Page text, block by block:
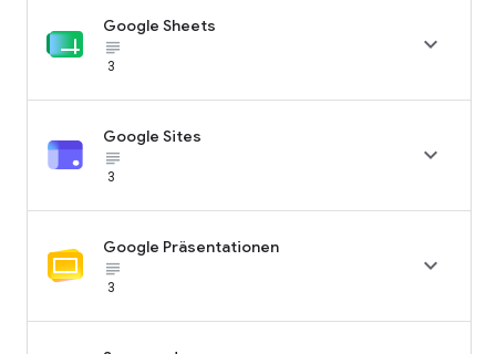
Google Sheets
subject_black
3

Google Sites
subject_black
3

Google Präsentationen
subject_black
3
